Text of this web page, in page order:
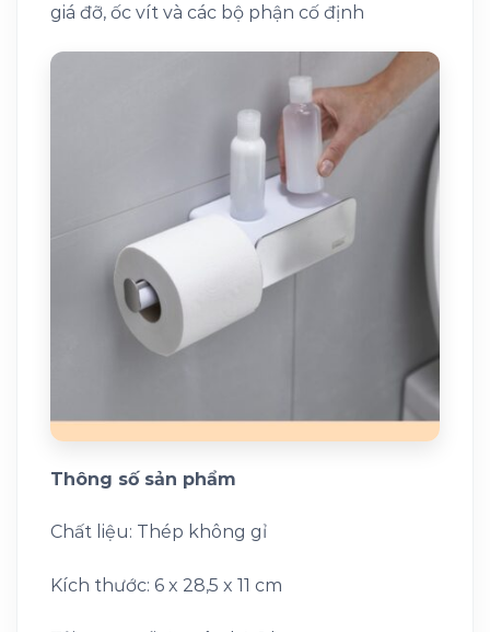
giá đỡ, ốc vít và các bộ phận cố định
Thông số sản phẩm
Chất liệu: Thép không gỉ
Kích thước: 6 x 28,5 x 11 cm